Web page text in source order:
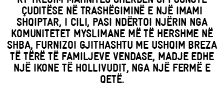
ÇUDITËSE NË TRASHËGIMINË E NJË IMAMI
SHQIPTAR, I CILI, PASI NDËRTOI NJËRIN NGA
KOMUNITETET MYSLIMANE MË TË HERSHME NË
SHBA, FURNIZOI GJITHASHTU ME USHQIM BREZA
TË TËRË TË FAMILJEVE VENDASE, MADJE EDHE
NJË IKONE TË HOLLIVUDIT, NGA NJË FERMË E
QETË.